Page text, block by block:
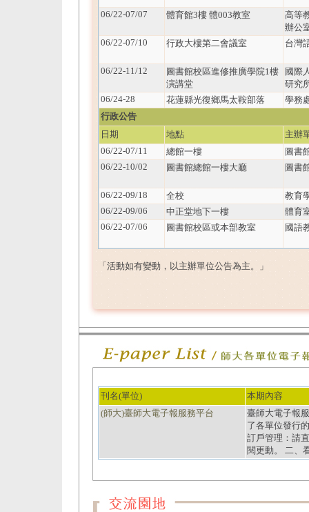
06/22-07/07 體育館3樓 體003教室
高等
辦公
06/22-07/10
行政大樓第二會議室 台灣
06/22-11/12
圖書館校區進修推廣學院1樓
演講堂
國際
研究
06/24-28
花蓮縣光復鄉馬太鞍部落
學務
行政公告
日期
地點
主辦
06/22-07/11
總館一樓
圖書
06/22-10/02
圖書館總館一樓大廳 圖書
06/22-09/18 全校
教育
06/22-09/06
中正堂地下一樓
體育
06/22-07/06
圖書館校區或本部教室 國語
「活動如有變動，以主辦單位公告為主。」
刊名(單位)
本期內容
(師大)臺師大電子報服務平台
臺師大電子報
了各單位發行
訂戶管理：請
閱更動。 二、